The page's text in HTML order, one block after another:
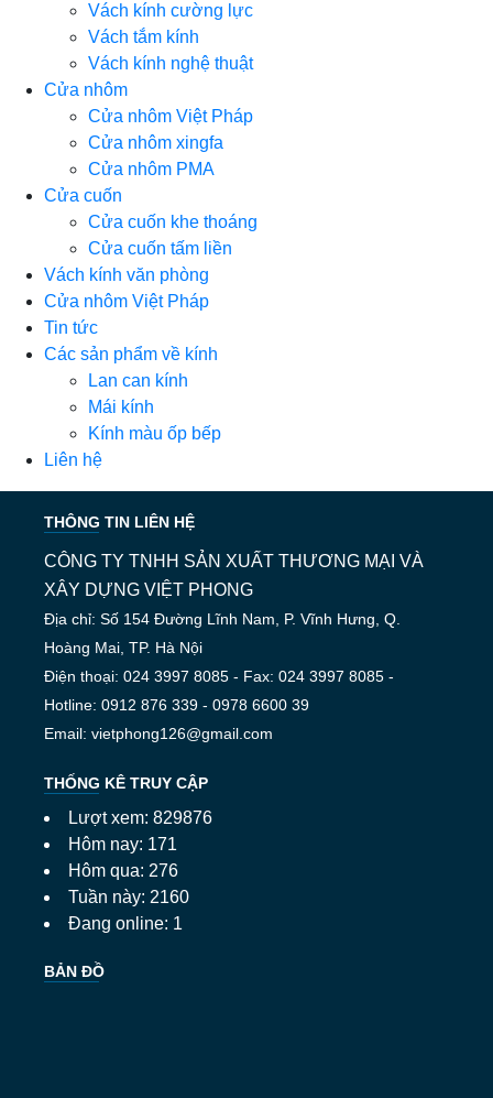
Vách kính cường lực
Vách tắm kính
Vách kính nghệ thuật
Cửa nhôm
Cửa nhôm Việt Pháp
Cửa nhôm xingfa
Cửa nhôm PMA
Cửa cuốn
Cửa cuốn khe thoáng
Cửa cuốn tấm liền
Vách kính văn phòng
Cửa nhôm Việt Pháp
Tin tức
Các sản phẩm về kính
Lan can kính
Mái kính
Kính màu ốp bếp
Liên hệ
THÔNG TIN LIÊN HỆ
CÔNG TY TNHH SẢN XUẤT THƯƠNG MẠI VÀ
XÂY DỰNG VIỆT PHONG
Địa chỉ: Số 154 Đường Lĩnh Nam, P. Vĩnh Hưng, Q.
Hoàng Mai, TP. Hà Nội
Điện thoại: 024 3997 8085 - Fax: 024 3997 8085 -
Hotline: 0912 876 339 - 0978 6600 39
Email: vietphong126@gmail.com
THỐNG KÊ TRUY CẬP
Lượt xem: 829876
Hôm nay: 171
Hôm qua: 276
Tuần này: 2160
Đang online: 1
BẢN ĐỒ